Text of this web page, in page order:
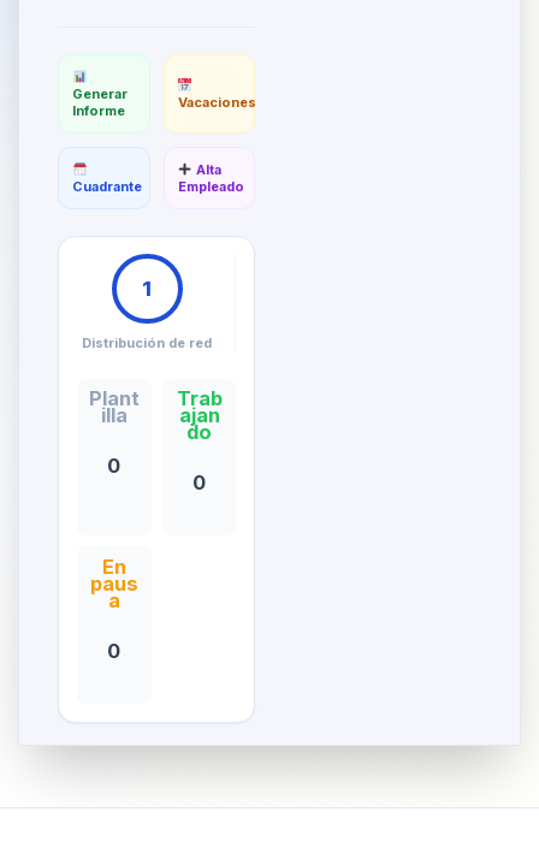
Generar
Informe
Vacaciones
Cuadrante
Alta
Empleado
1
Distribución de red
Plant
illa
0
Trab
ajan
do
0
En
paus
a
0